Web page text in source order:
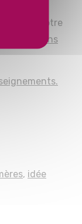
et doux
masser votre
les
bons
, idée